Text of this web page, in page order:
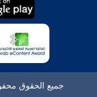
جميع الحقوق محفوظة © 2026 - 1998